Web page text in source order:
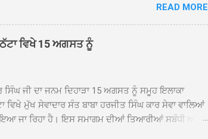
ਮਾਰਦੇ ਸਨ ਅਤੇ 20 ਜੂਨ ਤੱਕ ਸਭ ਠੀਕ ਸੀ। ਚੋਰੀ ਦੀ ਘਟਨਾ
ਅੰਜੂ ਬਾਲਾ, ਹਰਜੀਤ ਕੌਰ, ਕਮਲਪ੍ਰੀਤ ਕੌਰ ਅਤੇ ਹਰਵਿੰਦਰ
ਦੀ ਸੇਵਾ ਸੀ.ਐੱਚ.ਟੀ. ਰਾਮ ਸਿੰਘ ਵੱਲੋਂ ਕੀਤੀ ਗਈ ਸੀ
ਚੋਰੀ ਹੋਣ ਨਾਲ ਬੱਚਿਆਂ ਦੇ ਮਾਪਿਆਂ ਵਿੱਚ ਭਾਰੀ ਰੋਸ ਹੈ ਅਤੇ
READ MORE
ਠੱਟਾ ਵਿਖੇ 15 ਅਗਸਤ ਨੂੰ
ਜੀ ਦਾ ਜਨਮ ਦਿਹਾੜਾ 15 ਅਗਸਤ ਨੂੰ ਸਮੂਹ ਇਲਾਕਾ
ਮੁੱਖ ਸੇਵਾਦਾਰ ਸੰਤ ਬਾਬਾ ਹਰਜੀਤ ਸਿੰਘ ਕਾਰ ਸੇਵਾ ਵਾਲਿਆਂ
ਜਾ ਰਿਹਾ ਹੈ। ਇਸ ਸਮਾਗਮ ਦੀਆਂ ਤਿਆਰੀਆਂ ਸਬੰਧੀ ਅੱਜ